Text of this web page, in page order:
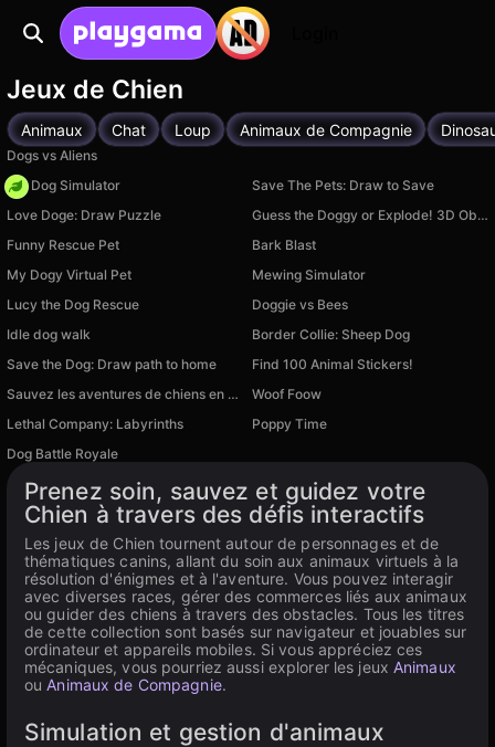
Jeux de Chien
Animaux Chat Loup Animaux de Compagnie
Dogs vs Aliens
Pet Dog Simulator
Save The Pets: Draw to Save
Love Doge: Draw Puzzle
Guess the Doggy or Explode! 3D Obby Dress-Up
Funny Rescue Pet
Bark Blast
My Dogy Virtual Pet
Mewing Simulator
Lucy the Dog Rescue
Doggie vs Bees
Idle dog walk
Border Collie: Sheep Dog
Save the Dog: Draw path to home
Find 100 Animal Stickers!
Sauvez les aventures de chiens en 3D !
Woof Foow
Lethal Company: Labyrinths
Poppy Time
Disponible sur PC
Dog Battle Royale
Prenez soin, sauvez et guidez votre
Chien à travers des défis interactifs
Les jeux de Chien tournent autour de personnages et de
thématiques canins, allant du soin aux animaux virtuels à la
résolution d'énigmes et à l'aventure. Vous pouvez interagir
avec diverses races, gérer des commerces liés aux animaux
ou guider des chiens à travers des obstacles. Tous les titres
de cette collection sont basés sur navigateur et jouables sur
ordinateur et appareils mobiles. Si vous appréciez ces
mécaniques, vous pourriez aussi explorer les jeux Animaux
ouAnimaux de Compagnie.
Simulation et gestion d'animaux